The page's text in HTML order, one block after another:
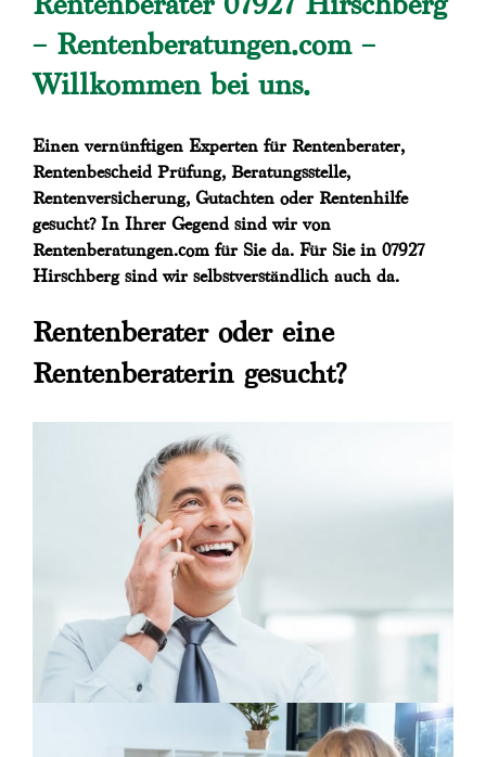
– Rentenberatungen.com –
Willkommen bei uns.
Einen vernünftigen Experten für Rentenberater,
Rentenbescheid Prüfung, Beratungsstelle,
Rentenversicherung, Gutachten oder Rentenhilfe
gesucht? In Ihrer Gegend sind wir von
Rentenberatungen.com für Sie da. Für Sie in 07927
Hirschberg sind wir selbstverständlich auch da.
Rentenberater oder eine
Rentenberaterin gesucht?